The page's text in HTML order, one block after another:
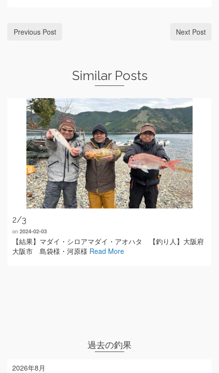
Previous Post Next Post
Similar Posts
2/3
on 2024-02-03
【結果】マダイ・シロアマダイ・アオハタ 【釣り人】大阪府
大阪市 島袋様・河原様 Read More
過去の釣果
2026年8月